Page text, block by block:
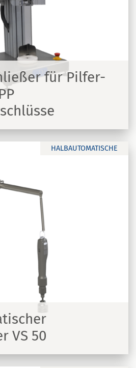
für Pilfer-
HALBAUTOMATISCHE
VS 50